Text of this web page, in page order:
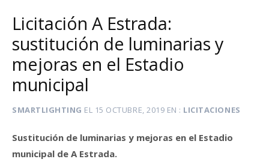
Licitación A Estrada:
sustitución de luminarias y
mejoras en el Estadio
municipal
SMARTLIGHTING EL 15 OCTUBRE, 2019 EN LICITACIONES
Sustitución de luminarias y mejoras en el Estadio
municipal de A Estrada.